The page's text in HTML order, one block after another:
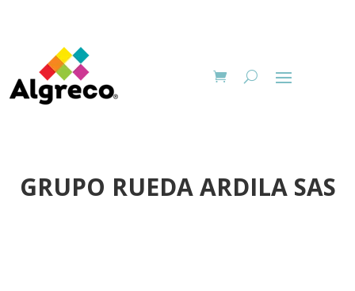
GRUPO RUEDA ARDILA SAS